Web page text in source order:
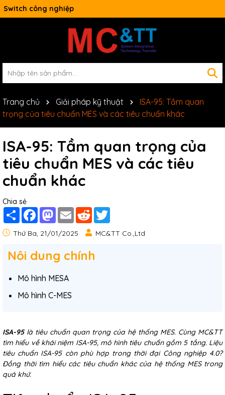
Switch công nghiệp
Trang chủ Giải pháp kỹ thuật
ISA-95: Tầm quan
trọng của tiêu chuẩn MES và các tiêu chuẩn khác
ISA-95: Tầm quan trọng của
tiêu chuẩn MES và các tiêu
chuẩn khác
Chia sẻ
Share FacebookMastodon
Email Reddit
Thứ Ba, 21/01/2025 MC&TT Co.,Ltd
Nôi dung chính
Mô hình MESA
Mô hình C-MES
ISA-95là tiêu chuẩn quan trọng của hệ thống MES. Cùng MC&TT
tìm hiểu về khái niệm ISA-95, mô hình tiêu chuẩn gồm 5 tầng. Liệu
tiêu chuẩn ISA-95 còn phù hợp trong thời đại Công nghiệp 4.0?
Đồng thời tìm hiểu các tiêu chuẩn khác của hệ thống MES trong
quá khứ.